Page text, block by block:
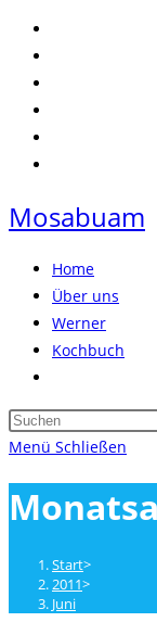
Zum
Inhalt
springen
Mosabuam
Home
Über uns
Werner
Kochbuch
umschalten
Menü Schließen
Start>
2011>
Juni